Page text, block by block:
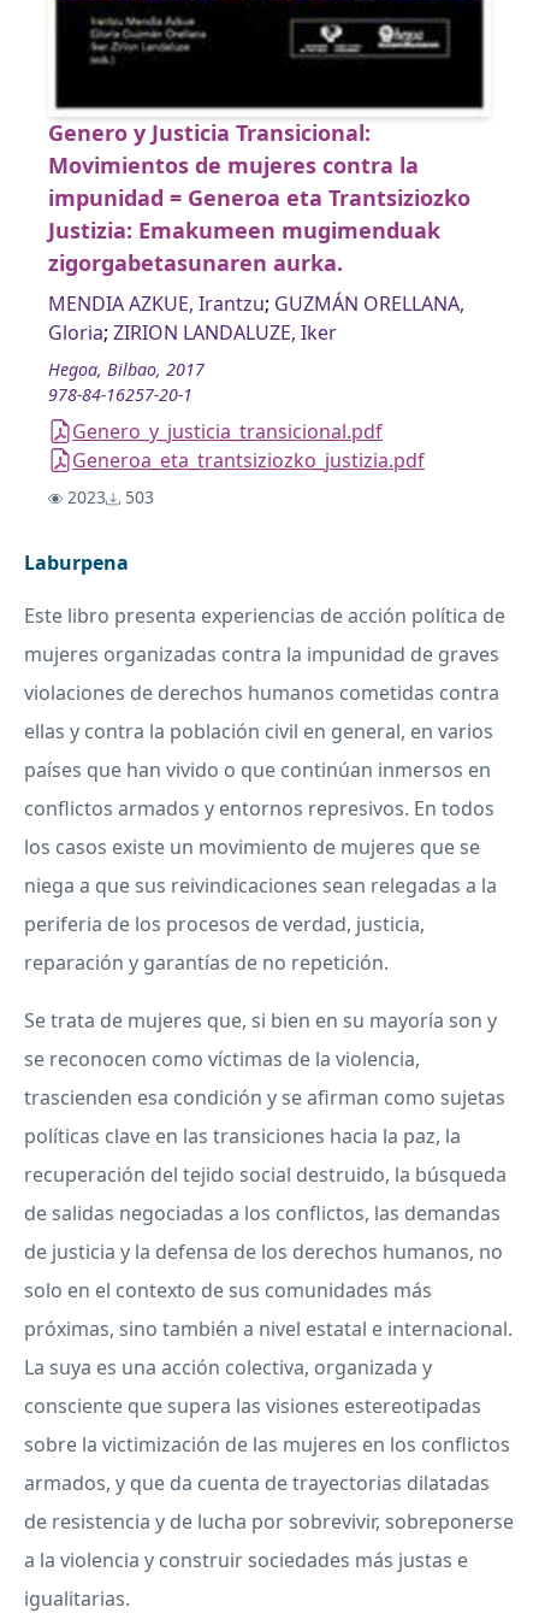
Genero y Justicia Transicional:
Movimientos de mujeres contra la
impunidad = Generoa eta Trantsiziozko
Justizia: Emakumeen mugimenduak
zigorgabetasunaren aurka.
MENDIA AZKUE, Irantzu; GUZMÁN ORELLANA,
Gloria; ZIRION LANDALUZE, Iker
Hegoa, Bilbao, 2017
978-84-16257-20-1
Genero_y_justicia_transicional.pdf
Generoa_eta_trantsiziozko_justizia.pdf
2023 503
Laburpena
Este libro presenta experiencias de acción política de
mujeres organizadas contra la impunidad de graves
violaciones de derechos humanos cometidas contra
ellas y contra la población civil en general, en varios
países que han vivido o que continúan inmersos en
conflictos armados y entornos represivos. En todos
los casos existe un movimiento de mujeres que se
niega a que sus reivindicaciones sean relegadas a la
periferia de los procesos de verdad, justicia,
reparación y garantías de no repetición.
Se trata de mujeres que, si bien en su mayoría son y
se reconocen como víctimas de la violencia,
trascienden esa condición y se afirman como sujetas
políticas clave en las transiciones hacia la paz, la
recuperación del tejido social destruido, la búsqueda
de salidas negociadas a los conflictos, las demandas
de justicia y la defensa de los derechos humanos, no
solo en el contexto de sus comunidades más
próximas, sino también a nivel estatal e internacional.
La suya es una acción colectiva, organizada y
consciente que supera las visiones estereotipadas
sobre la victimización de las mujeres en los conflictos
armados, y que da cuenta de trayectorias dilatadas
de resistencia y de lucha por sobrevivir, sobreponerse
a la violencia y construir sociedades más justas e
igualitarias.